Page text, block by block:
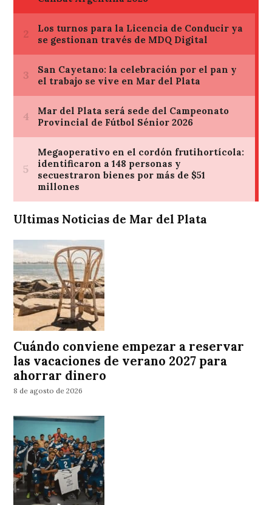
Ultimas Noticias de Mar del Plata
Cuándo conviene empezar a reservar
las vacaciones de verano 2027 para
ahorrar dinero
8 de agosto de 2026